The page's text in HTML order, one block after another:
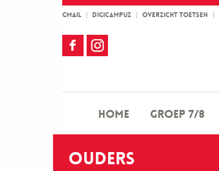
GMAIL | DIGICAMPUZ | OVERZICHT TOETSEN |
Home Groep 7/8
Ouders